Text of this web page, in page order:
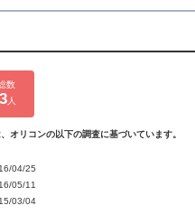
数
人
オリコンの以下の調査に基づいています。
04/25
05/11
03/04